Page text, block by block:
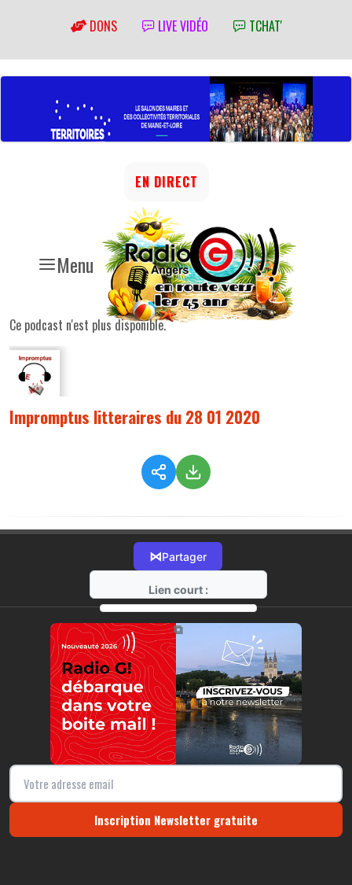
DONS LIVE VIDÉO TCHAT'
Menu
EN DIRECT
Ce podcast n'est plus disponible.
Impromptus litteraires du 28 01 2020
⋈Partager
Lien court :
https://radio-g.fr?1393
⧉
Inscription Newsletter gratuite